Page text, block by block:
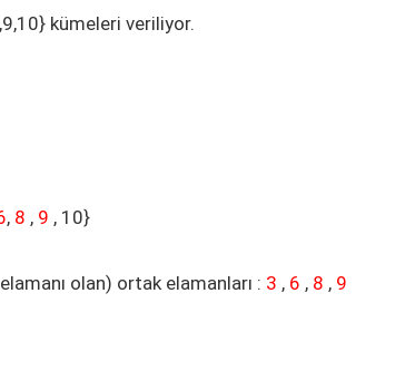
kümeleri veriliyor.
, 8 , 9 , 10}
olan) ortak elamanları : 3 , 6 , 8 , 9